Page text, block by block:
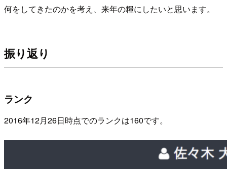
何をしてきたのかを考え、来年の糧にしたいと思います。
振り返り
ランク
2016年12月26日時点でのランクは160です。